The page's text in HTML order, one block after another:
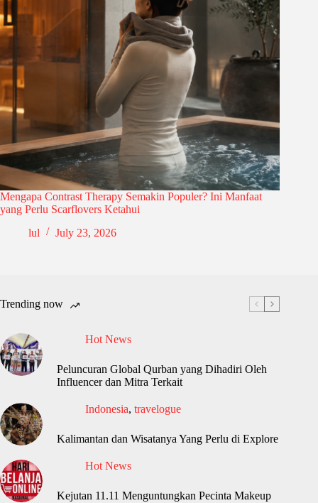
Mengapa Contrast Therapy Semakin Populer? Ini Manfaat
yang Perlu Scarflovers Ketahui
lul
July 23, 2026
Trending now
Hot News
Peluncuran Global Qurban yang Dihadiri Oleh
Influencer dan Mitra Terkait
Indonesia, travelogue
Kalimantan dan Wisatanya Yang Perlu di Explore
Hot News
Kejutan 11.11 Menguntungkan Pecinta Makeup